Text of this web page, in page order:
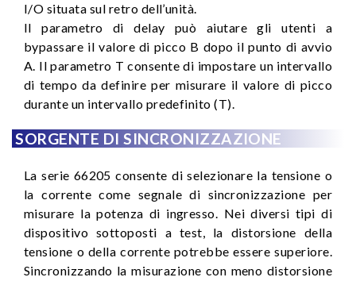
I/O situata sul retro dell’unità.
Il parametro di delay può aiutare gli utenti a
bypassare il valore di picco B dopo il punto di avvio
A. Il parametro T consente di impostare un intervallo
di tempo da definire per misurare il valore di picco
durante un intervallo predefinito (T).
SORGENTE DI SINCRONIZZAZIONE
La serie 66205 consente di selezionare la tensione o
la corrente come segnale di sincronizzazione per
misurare la potenza di ingresso. Nei diversi tipi di
dispositivo sottoposti a test, la distorsione della
tensione o della corrente potrebbe essere superiore.
Sincronizzando la misurazione con meno distorsione